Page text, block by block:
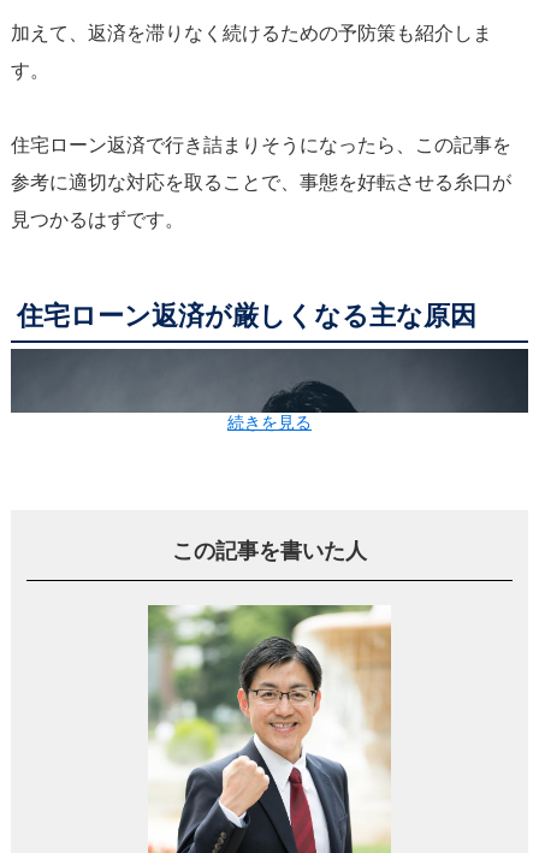
加えて、返済を滞りなく続けるための予防策も紹介しま
す。
住宅ローン返済で行き詰まりそうになったら、この記事を
参考に適切な対応を取ることで、事態を好転させる糸口が
見つかるはずです。
住宅ローン返済が厳しくなる主な原因
住宅ローンの返済が困難になる主な原因は5つあります。
1.収入が減る(解雇や会社の業績不振など)
続きを見る
この記事を書いた人